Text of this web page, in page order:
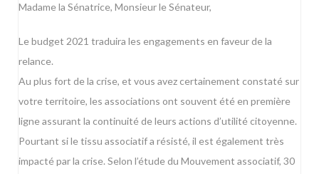
Madame la Sénatrice, Monsieur le Sénateur,
Le budget 2021 traduira les engagements en faveur de la
relance.
Au plus fort de la crise, et vous avez certainement constaté sur
votre territoire, les associations ont souvent été en première
ligne assurant la continuité de leurs actions d’utilité citoyenne.
Pourtant si le tissu associatif a résisté, il est également très
impacté par la crise. Selon l’étude du Mouvement associatif, 30